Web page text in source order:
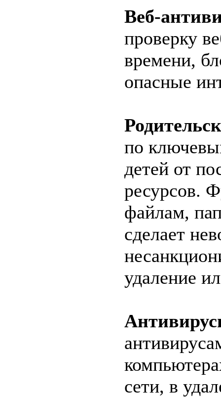
Веб-
проверку
времени,
опасные
по
детей от
ресурсов.
файлам,
сделает
удаление
сети, в